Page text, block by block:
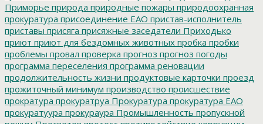
Приморье природа природные пожары природоохранная
прокуратура присоединение ЕАО пристав-исполнитель
приставы присяга присяжные заседатели Приходько
приют приют для бездомных животных пробка пробки
проблемы провал проверка прогноз прогноз погоды
программа переселения программа реновации
продолжительность жизни продуктовые карточки проезд
прожиточный минимум производство происшествие
прократура прокуратруа Прокуратура прокуратура ЕАО
прокуратуура прокураура Промышленность пропускной